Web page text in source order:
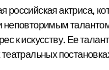
российская актриса,
к искусству. Ее